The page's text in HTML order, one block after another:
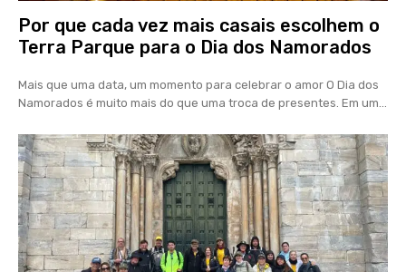
Por que cada vez mais casais escolhem o
Terra Parque para o Dia dos Namorados
Mais que uma data, um momento para celebrar o amor O Dia dos
Namorados é muito mais do que uma troca de presentes. Em um...